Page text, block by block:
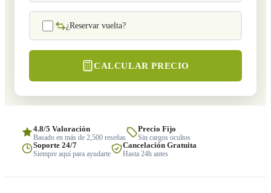
¿Reservar vuelta?
CALCULAR PRECIO
4.8/5 Valoración
Basado en más de 2,500 reseñas
Precio Fijo
Sin cargos ocultos
Soporte 24/7
Siempre aquí para ayudarte
Cancelación Gratuita
Hasta 24h antes